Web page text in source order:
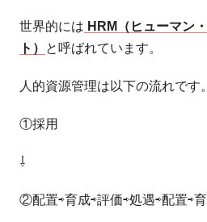
世界的には HRM（ヒューマン
ト） と呼ばれています。
人的資源管理は以下の流れです。
①採用
⇩
②配置⇨育成⇨評価⇨処遇⇨配置⇨育